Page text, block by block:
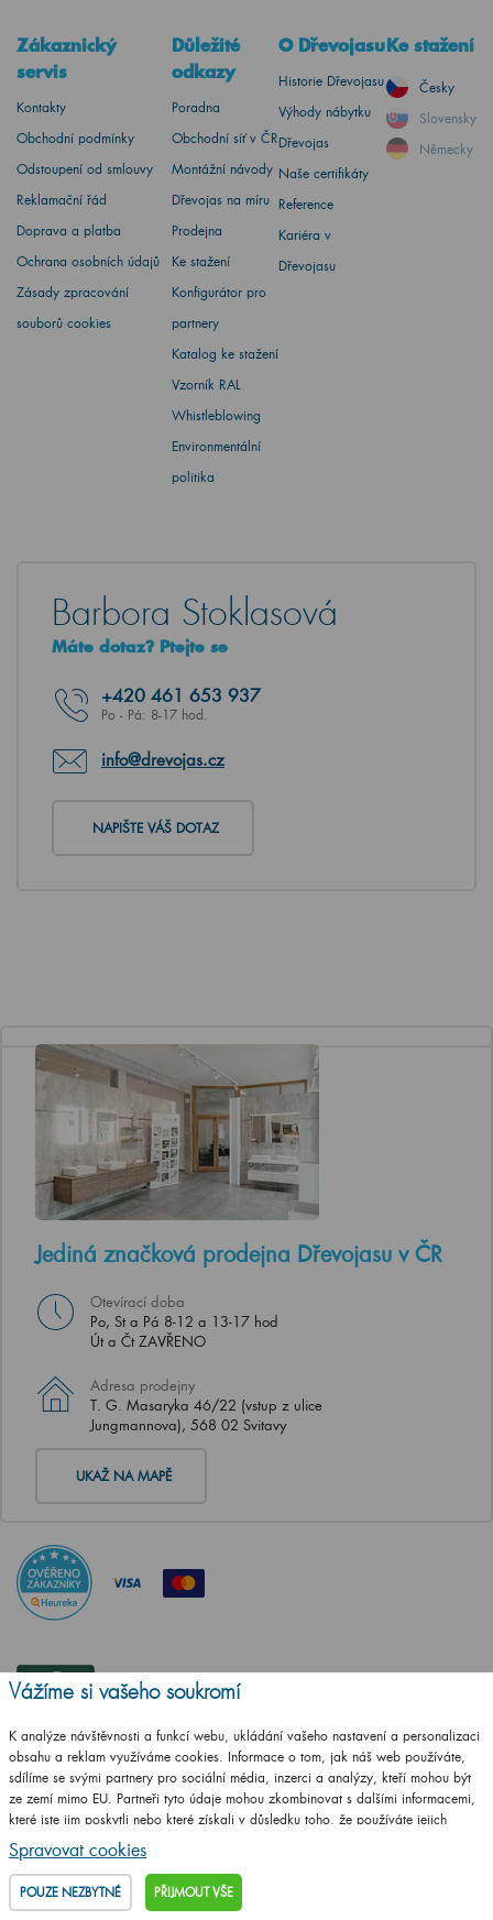
Zákaznický
servis
Kontakty
Obchodní podmínky
Odstoupení od smlouvy
Reklamační řád
Doprava a platba
Ochrana osobních údajů
Zásady zpracování
souborů cookies
Důležité
odkazy
Poradna
Obchodní síť v ČR
Montážní návody
Dřevojas na míru
Prodejna
Ke stažení
Konfigurátor pro
partnery
Katalog ke stažení
Vzorník RAL
Whistleblowing
Environmentální
politika
O Dřevojasu
Historie Dřevojasu
Výhody nábytku
Dřevojas
Naše certifikáty
Reference
Kariéra v
Dřevojasu
Ke stažení
Česky
Slovensky
Německy
Barbora Stoklasová
Máte dotaz? Ptejte se
+420 461 653 937
Po - Pá: 8-17 hod.
info@drevojas.cz
NAPIŠTE VÁŠ DOTAZ
Jediná značková prodejna Dřevojasu v ČR
Otevírací doba
Po, St a Pá 8-12 a 13-17 hod
Út a Čt ZAVŘENO
Adresa prodejny
T. G. Masaryka 46/22 (vstup z ulice
Jungmannova), 568 02 Svitavy
UKAŽ NA MAPĚ
ČSN EN ISO
Vážíme si vašeho soukromí
K analýze návštěvnosti a funkcí webu, ukládání vašeho nastavení a personalizaci
obsahu a reklam využíváme cookies. Informace o tom, jak náš web používáte,
sdílíme se svými partnery pro sociální média, inzerci a analýzy, kteří mohou být
ze zemí mimo EU. Partneři tyto údaje mohou zkombinovat s dalšími informacemi,
které jste jim poskytli nebo které získali v důsledku toho, že používáte jejich
služby.
Podrobné informace
Spravovat cookies
POUZE NEZBYTNÉ PŘIJMOUT VŠE